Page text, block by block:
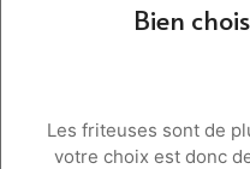
Bien
Les friteuses sont de
votre choix est donc